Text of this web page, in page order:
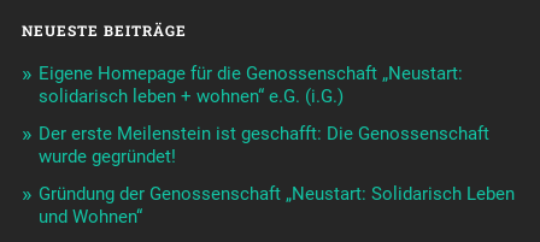
NEUESTE BEITRÄGE
Eigene Homepage für die Genossenschaft „Neustart:
solidarisch leben + wohnen“ e.G. (i.G.)
Der erste Meilenstein ist geschafft: Die Genossenschaft
wurde gegründet!
Gründung der Genossenschaft „Neustart: Solidarisch Leben
und Wohnen“